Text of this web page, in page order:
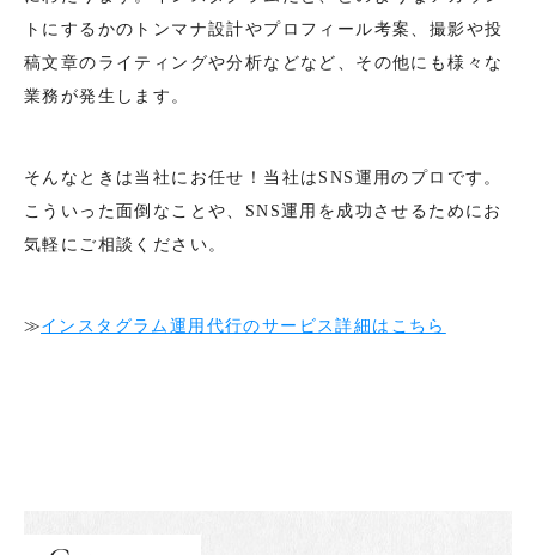
トにするかのトンマナ設計やプロフィール考案、撮影や投
稿文章のライティングや分析などなど、その他にも様々な
業務が発生します。
そんなときは当社にお任せ！当社はSNS運用のプロです。
こういった面倒なことや、SNS運用を成功させるためにお
気軽にご相談ください。
≫インスタグラム運用代行のサービス詳細はこちら